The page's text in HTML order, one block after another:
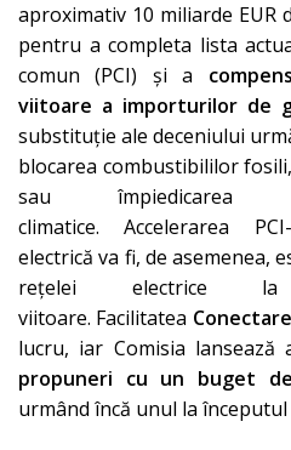
aproximativ 10 miliarde EUR
pentru a completa lista
comun (PCI) și a
viitoare a importurilor de
substituție ale deceniului
blocarea combustibililor
sau împiedicarea
climatice. Accelerarea
electrică va fi, de asemenea,
rețelei electrice
viitoare. Facilitatea
lucru, iar Comisia lansează
propuneri cu un buget
urmând încă unul la începutul